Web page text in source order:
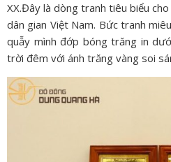
XX.Đây là dòng tranh tiêu biểu
dân gian Việt Nam. Bức tranh
quẫy mình đớp bóng trăng in
trời đêm với ánh trăng vàng soi